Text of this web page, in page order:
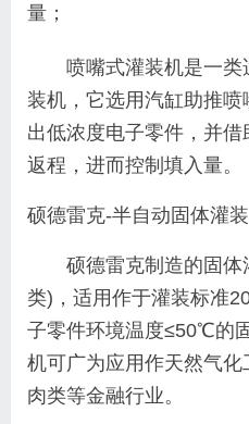
量；
喷嘴式灌装机是一
装机，它选用汽缸助推
出低浓度电子零件，并
返程，进而控制填入量。
硕德雷克-半自动固体灌
硕德雷克制造的固
类)，适用作于灌装标准
子零件环境温度≤50℃的
机可广为应用作天然气化
肉类等金融行业。